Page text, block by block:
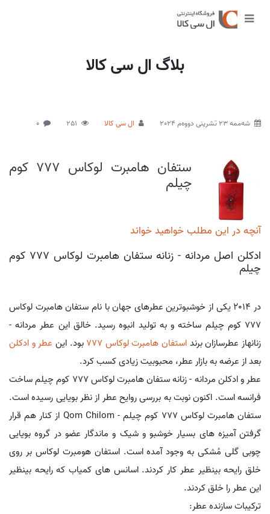
بلاگ ال سی کالا
شەممە 23 تشرینی دووەم 2024 ال سی کالا 251
0
ستفان هامبرت لوکاس 777 کوم
چیلم
آنچه در این مطلب خواهید خواند
ادکلن اصل مردانه - زنانه ستفان هامبرت لوکاس 777 کوم
چیلم
در 2014 یکی از خوشبوترین عطرهای جهان با نام ستفان هامبرت لوکاس
777 کوم چیلم ساخته و به تولید انبوه رسید. خالق این عطر مردانه -
زنانهاز عطرسازان برند استفان هامبرت لوکاس 777 بود. این عطر و ادکلن
بعد از عرضه به بازار عطر، محبوبیت زیادی کسب کرد.
عطر و ادکلن مردانه - زنانه ستفان هامبرت لوکاس 777 کوم چیلم ساخت
فرانسه است. اکنون نوبت به بررسی روایح عطر از نظر بویایی رسیده است.
ستفان هامبرت لوکاس 777 کوم چیلم - Qom Chilom از کنار هم قرار
گرفتن آمیزه های بسیار خوشبو و شیک و ماندگار عضو در گروه بویایی
چوبی گلی مُشکی به وجود آمده است. استفان هومبرت لوکاس بر روی
خلق رایحه بینظیر عطر کار کردند. اسانس های کمیاب که رایحه بینظیر
این عطر را خلق کردند.
ترکیبات سازنده عطر: